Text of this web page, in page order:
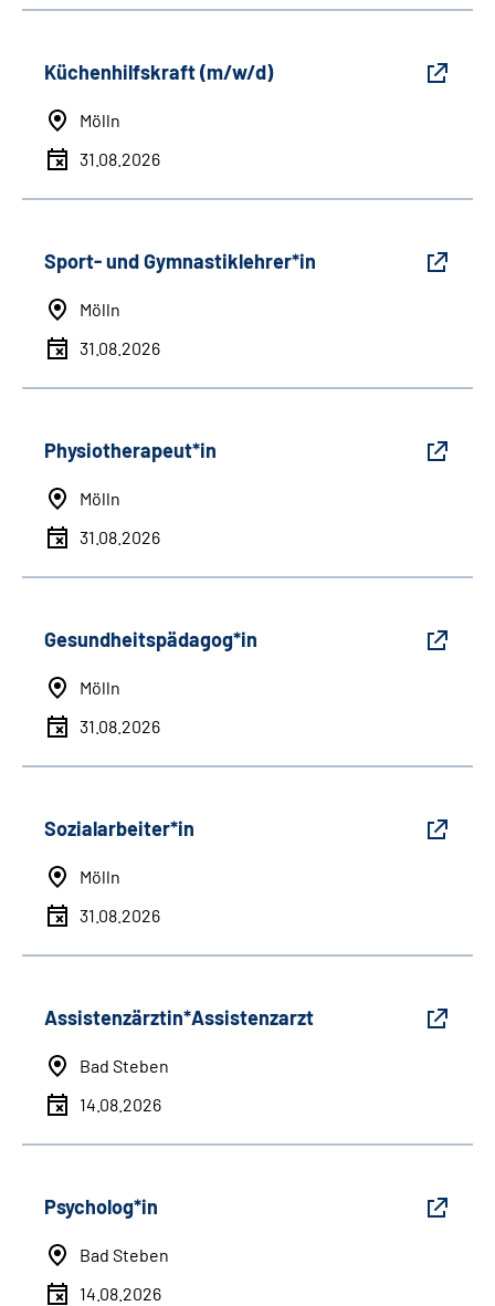
Küchenhilfskraft (m/w/d)
Mölln
31.08.2026
Sport- und Gymnastiklehrer*in
Mölln
31.08.2026
Physiotherapeut*in
Mölln
31.08.2026
Gesundheitspädagog*in
Mölln
31.08.2026
Sozialarbeiter*in
Mölln
31.08.2026
Assistenzärztin*Assistenzarzt
Bad Steben
14.08.2026
Psycholog*in
Bad Steben
14.08.2026